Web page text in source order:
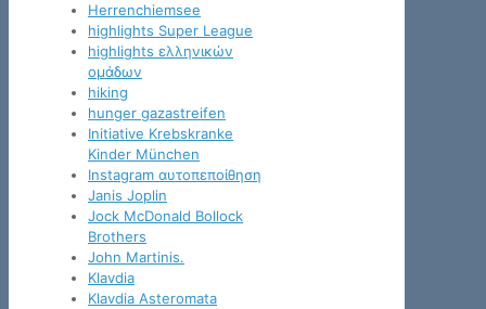
Herrenchiemsee
highlights Super League
highlights ελληνικών
ομάδων
hiking
hunger gazastreifen
Initiative Krebskranke
Kinder München
Instagram αυτοπεποίθηση
Janis Joplin
Jock McDonald Bollock
Brothers
John Martinis.
Klavdia
Klavdia Asteromata